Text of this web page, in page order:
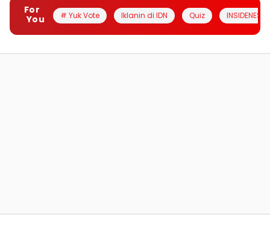
For
You
# Yuk Vote Iklanin di IDN Quiz INSIDENESIA